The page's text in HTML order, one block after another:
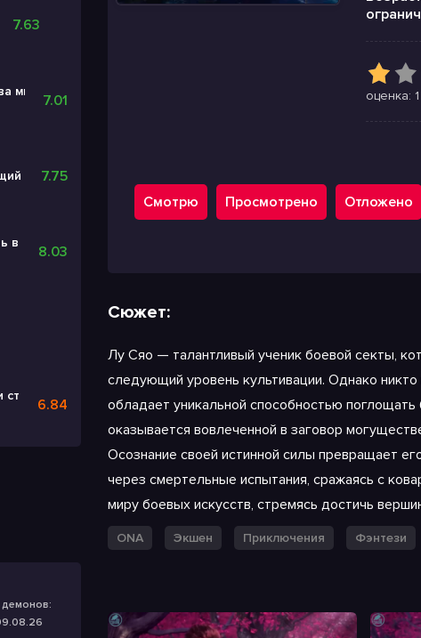
7.63
миров 37.01
демонов: Бесконечный замок
7.75
в ад, Ирума! 4
8.03
становится Святым мечом 2
6.84
демонов:
оценка: 1
Смотрю Просмотрено Отложено
Сюжет:
Лу Сяо — талантливый ученик боевой секты,
следующий уровень культивации. Однако
обладает уникальной способностью
оказывается вовлеченной в заговор
Осознание своей истинной силы превращает
через смертельные испытания, сражаясь с
миру боевых искусств, стремясь достичь
ONA Экшен Приключения Фэнтези